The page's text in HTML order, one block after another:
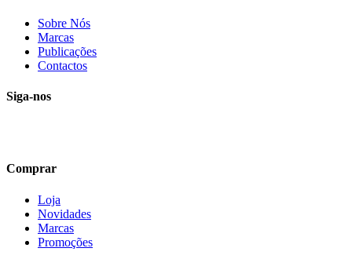
Sobre Nós
Marcas
Publicações
Contactos
Siga-nos
Comprar
Loja
Novidades
Marcas
Promoções